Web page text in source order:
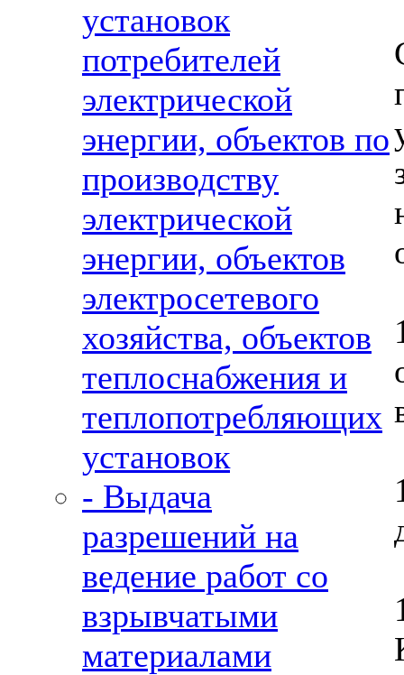
установок
потребителей
электрической
энергии, объектов по
производству
электрической
энергии, объектов
электросетевого
хозяйства, объектов
теплоснабжения и
теплопотребляющих
установок
- Выдача
разрешений на
ведение работ со
взрывчатыми
материалами